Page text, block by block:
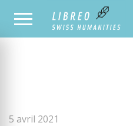
TOUS LES NUMÉROS
5 avril 2021